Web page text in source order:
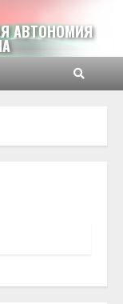
АВТОНОМИЯ